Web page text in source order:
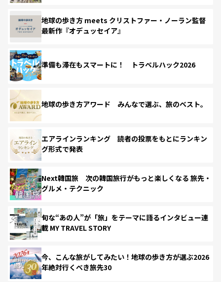
地球の歩き方 meets クリストファー・ノーラン監督
最新作『オデュッセイア』
準備も滞在もスマートに！ トラベルハック2026
地球の歩き方アワード みんなで選ぶ、旅のベスト。
エアラインランキング 読者の投票をもとにランキン
グ形式で発表
Next韓国旅 次の韓国旅行がもっと楽しくなる 旅先・
グルメ・テクニック
旬な“あの人”が「旅」をテーマに語るインタビュー連
載 MY TRAVEL STORY
今、こんな旅がしてみたい！地球の歩き方が選ぶ2026
年絶対行くべき旅先30